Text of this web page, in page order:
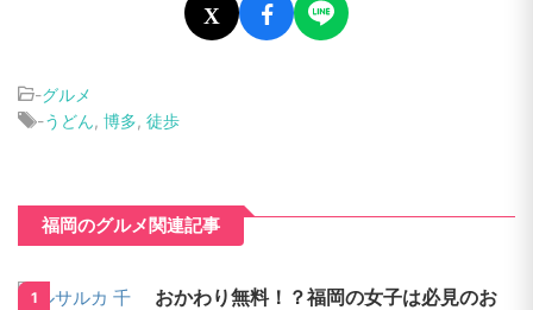
X
-グルメ
-うどん, 博多, 徒歩
福岡のグルメ関連記事
1
おかわり無料！？福岡の女子は必見のお